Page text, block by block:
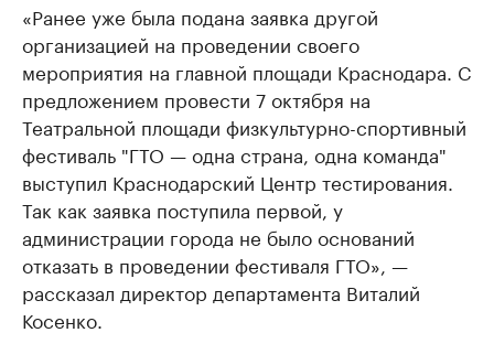
«Ранее уже была подана заявка другой
организацией на проведении своего
мероприятия на главной площади Краснодара. С
предложением провести 7 октября на
Театральной площади физкультурно-спортивный
фестиваль "ГТО — одна страна, одна команда"
выступил Краснодарский Центр тестирования.
Так как заявка поступила первой, у
администрации города не было оснований
отказать в проведении фестиваля ГТО», —
рассказал директор департамента Виталий
Косенко.